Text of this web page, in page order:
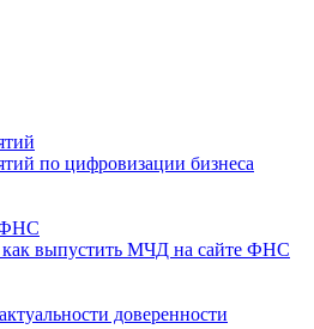
по цифровизации бизнеса
ФНС
как выпустить МЧД на сайте ФНС
доверенности